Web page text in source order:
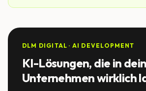
DLM DIGITAL · AI DEVELOPMENT
KI-Lösungen, die in
Unternehmen wirklich